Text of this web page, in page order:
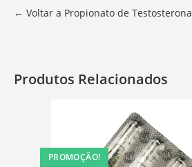
← Voltar a Propionato de Testosterona
Produtos Relacionados
PROMOÇÃO!